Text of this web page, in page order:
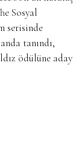
Sosyal
serisinde
tanındı,
ödülüne aday